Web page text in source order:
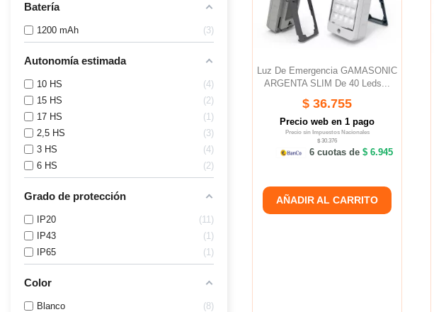
Batería
1200 mAh 3
Autonomía estimada
10 HS
4
15 HS
2
17 HS
1
2,5 HS
3
3 HS
4
6 HS
2
Grado de protección
IP20
11
IP43
1
IP65
1
Color
Blanco 8
Luz De Emergencia GAMASONIC
ARGENTA SLIM De 40 Leds...
$ 36.755
Precio web en 1 pago
Precio sin Impuestos Nacionales
$ 30.376
6 cuotas de$ 6.945
AÑADIR AL CARRITO